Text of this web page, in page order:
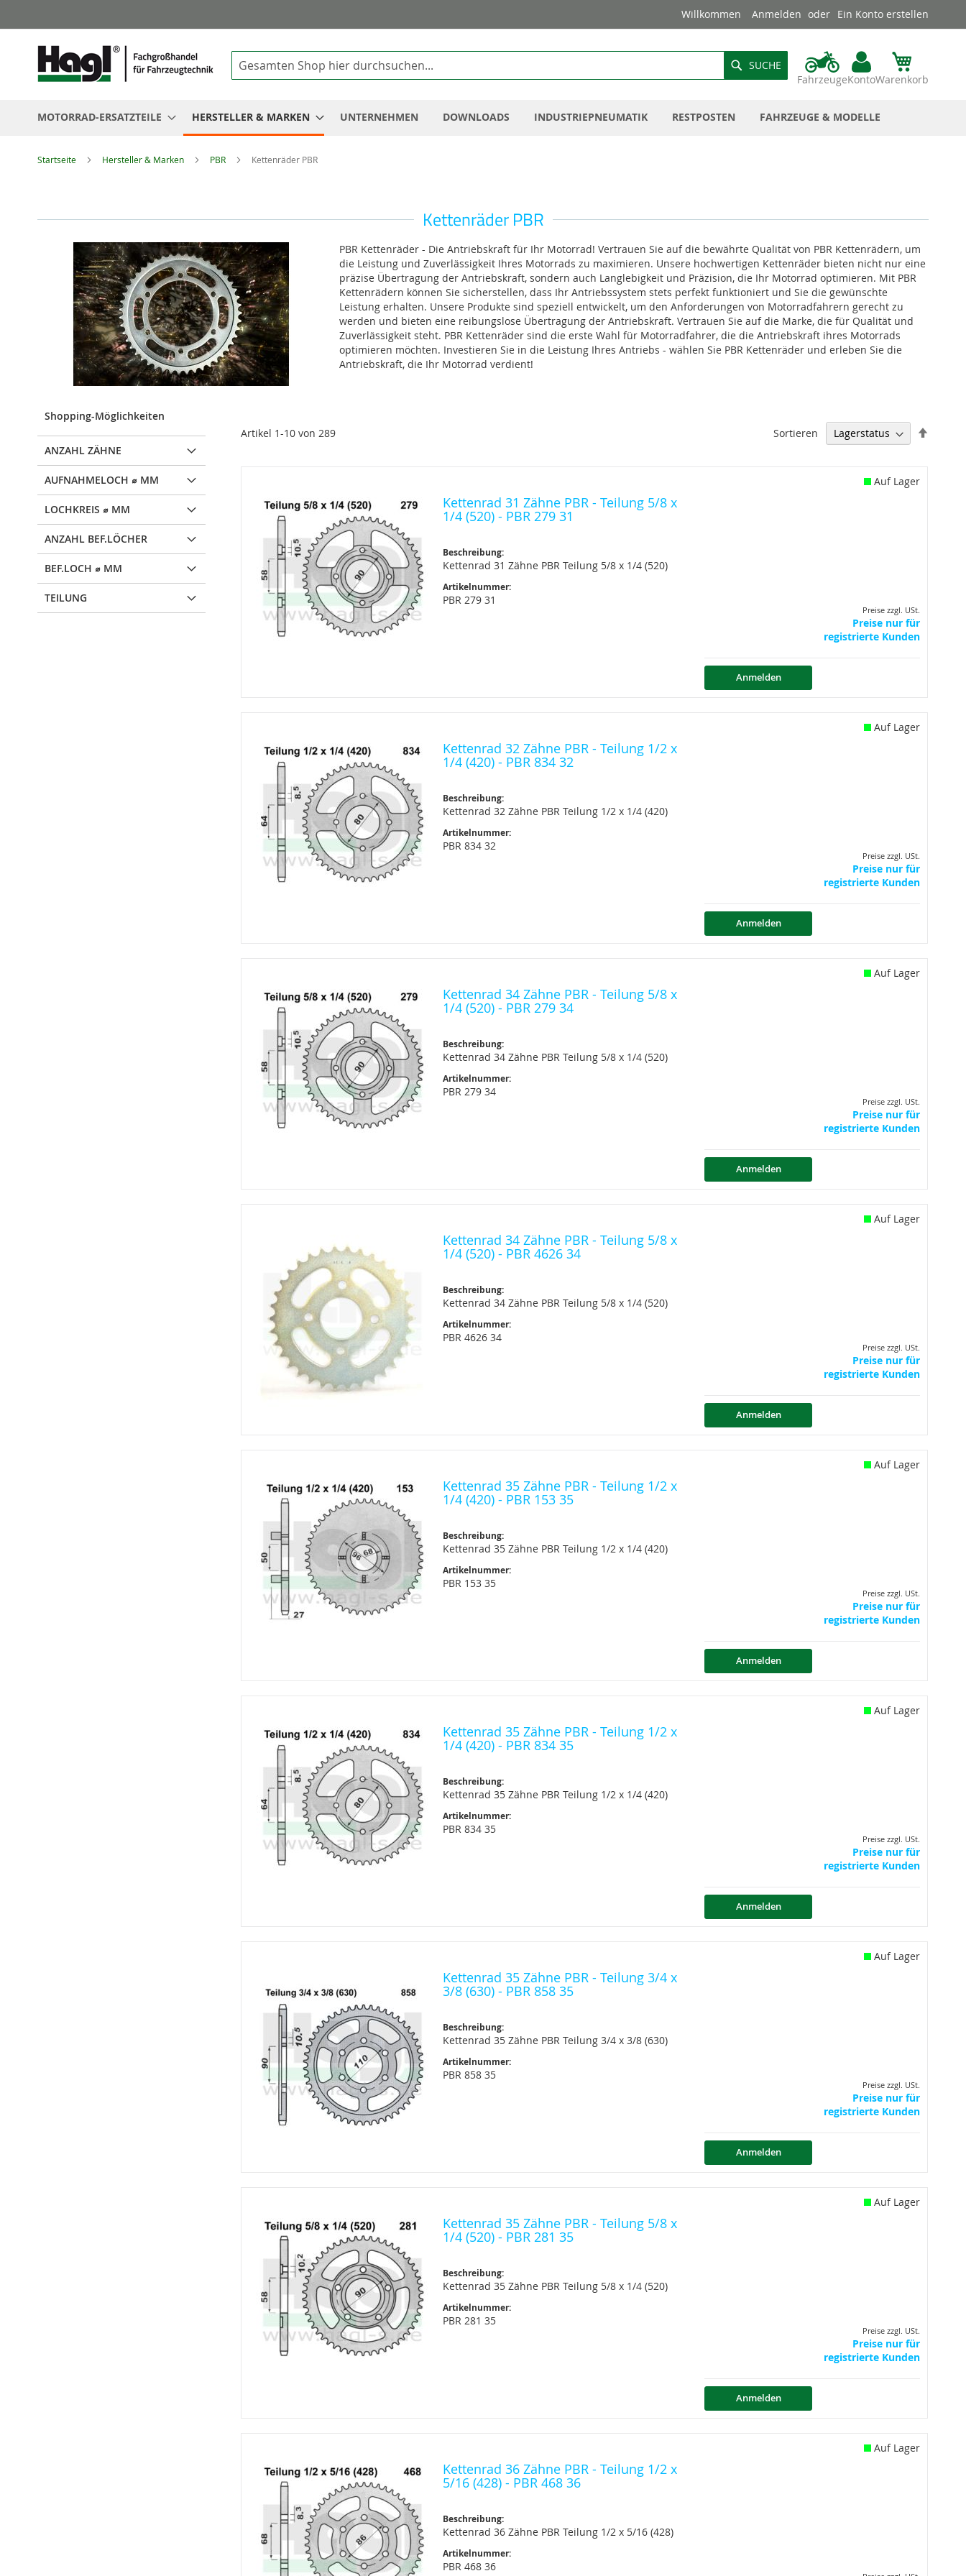
Inhalt
Willkommen Anmelden Ein Konto erstellen
FahrzeugeKontoWarenkorb
SUCHE
MOTORRAD-ERSATZTEILE HERSTELLER & MARKEN UNTERNEHMEN DOWNLOADS INDUSTRIEPNEUMATIK RESTPOSTEN FAHRZEUGE & MODELLE
Startseite Hersteller & Marken PBR Kettenräder PBR
Kettenräder PBR
PBR Kettenräder - Die Antriebskraft für Ihr Motorrad! Vertrauen Sie auf die bewährte Qualität von PBR Kettenrädern, um
die Leistung und Zuverlässigkeit Ihres Motorrads zu maximieren. Unsere hochwertigen Kettenräder bieten nicht nur eine
präzise Übertragung der Antriebskraft, sondern auch Langlebigkeit und Präzision, die Ihr Motorrad optimieren. Mit PBR
Kettenrädern können Sie sicherstellen, dass Ihr Antriebssystem stets perfekt funktioniert und Sie die gewünschte
Leistung erhalten. Unsere Produkte sind speziell entwickelt, um den Anforderungen von Motorradfahrern gerecht zu
werden und bieten eine reibungslose Übertragung der Antriebskraft. Vertrauen Sie auf die Marke, die für Qualität und
Zuverlässigkeit steht. PBR Kettenräder sind die erste Wahl für Motorradfahrer, die die Antriebskraft ihres Motorrads
optimieren möchten. Investieren Sie in die Leistung Ihres Antriebs - wählen Sie PBR Kettenräder und erleben Sie die
Antriebskraft, die Ihr Motorrad verdient!
Artikel 1-10 von289 Sortieren
Kettenrad 31 Zähne PBR - Teilung 5/8 x
1/4 (520) - PBR 279 31
Beschreibung:
Kettenrad 31 Zähne PBR Teilung 5/8 x 1/4 (520)
Artikelnummer:
PBR 279 31
Auf Lager
Preise zzgl. USt.
Preise nur für
registrierte Kunden
Anmelden
Kettenrad 32 Zähne PBR - Teilung 1/2 x
1/4 (420) - PBR 834 32
Beschreibung:
Kettenrad 32 Zähne PBR Teilung 1/2 x 1/4 (420)
Artikelnummer:
PBR 834 32
Auf Lager
Preise zzgl. USt.
Preise nur für
registrierte Kunden
Anmelden
Kettenrad 34 Zähne PBR - Teilung 5/8 x
1/4 (520) - PBR 279 34
Beschreibung:
Kettenrad 34 Zähne PBR Teilung 5/8 x 1/4 (520)
Artikelnummer:
PBR 279 34
Auf Lager
Preise zzgl. USt.
Preise nur für
registrierte Kunden
Anmelden
Kettenrad 34 Zähne PBR - Teilung 5/8 x
1/4 (520) - PBR 4626 34
Beschreibung:
Kettenrad 34 Zähne PBR Teilung 5/8 x 1/4 (520)
Artikelnummer:
PBR 4626 34
Auf Lager
Preise zzgl. USt.
Preise nur für
registrierte Kunden
Anmelden
Kettenrad 35 Zähne PBR - Teilung 1/2 x
1/4 (420) - PBR 153 35
Beschreibung:
Kettenrad 35 Zähne PBR Teilung 1/2 x 1/4 (420)
Artikelnummer:
PBR 153 35
Auf Lager
Preise zzgl. USt.
Preise nur für
registrierte Kunden
Anmelden
Kettenrad 35 Zähne PBR - Teilung 1/2 x
1/4 (420) - PBR 834 35
Beschreibung:
Kettenrad 35 Zähne PBR Teilung 1/2 x 1/4 (420)
Artikelnummer:
PBR 834 35
Auf Lager
Preise zzgl. USt.
Preise nur für
registrierte Kunden
Anmelden
Kettenrad 35 Zähne PBR - Teilung 3/4 x
3/8 (630) - PBR 858 35
Beschreibung:
Kettenrad 35 Zähne PBR Teilung 3/4 x 3/8 (630)
Artikelnummer:
PBR 858 35
Auf Lager
Preise zzgl. USt.
Preise nur für
registrierte Kunden
Anmelden
Kettenrad 35 Zähne PBR - Teilung 5/8 x
1/4 (520) - PBR 281 35
Beschreibung:
Kettenrad 35 Zähne PBR Teilung 5/8 x 1/4 (520)
Artikelnummer:
PBR 281 35
Auf Lager
Preise zzgl. USt.
Preise nur für
registrierte Kunden
Anmelden
Kettenrad 36 Zähne PBR - Teilung 1/2 x
5/16 (428) - PBR 468 36
Beschreibung:
Kettenrad 36 Zähne PBR Teilung 1/2 x 5/16 (428)
Artikelnummer:
PBR 468 36
Auf Lager
Shopping-Möglichkeiten
ANZAHL ZÄHNE
AUFNAHMELOCH ⌀ MM
LOCHKREIS ⌀ MM
ANZAHL BEF.LÖCHER
BEF.LOCH ⌀ MM
TEILUNG